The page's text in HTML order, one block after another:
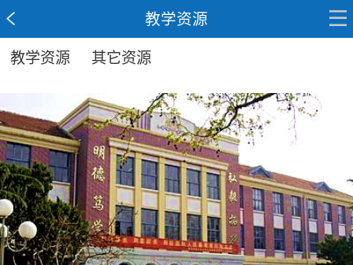
教学资源
教学资源 其它资源